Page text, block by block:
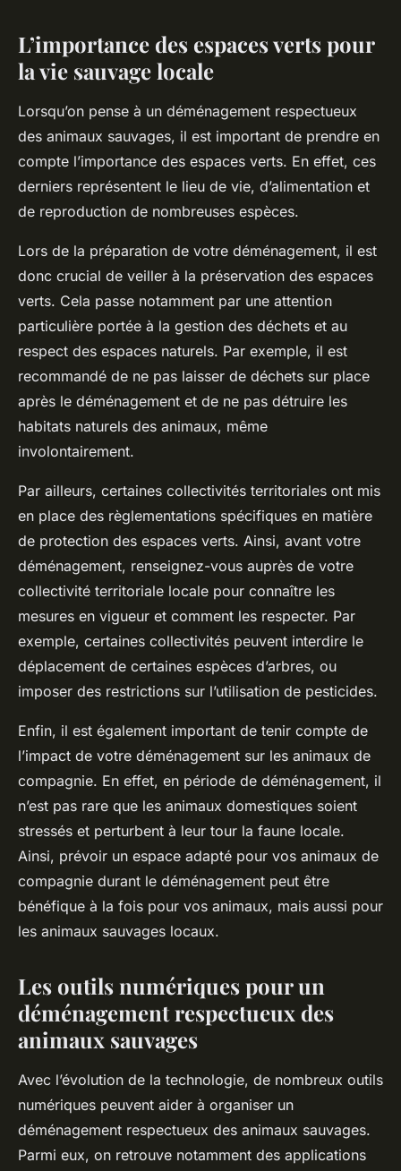
L’importance des espaces verts pour
la vie sauvage locale
Lorsqu’on pense à un déménagement respectueux
des animaux sauvages, il est important de prendre en
compte l’importance des espaces verts. En effet, ces
derniers représentent le lieu de vie, d’alimentation et
de reproduction de nombreuses espèces.
Lors de la préparation de votre déménagement, il est
donc crucial de veiller à la préservation des espaces
verts. Cela passe notamment par une attention
particulière portée à la gestion des déchets et au
respect des espaces naturels. Par exemple, il est
recommandé de ne pas laisser de déchets sur place
après le déménagement et de ne pas détruire les
habitats naturels des animaux, même
involontairement.
Par ailleurs, certaines collectivités territoriales ont mis
en place des règlementations spécifiques en matière
de protection des espaces verts. Ainsi, avant votre
déménagement, renseignez-vous auprès de votre
collectivité territoriale locale pour connaître les
mesures en vigueur et comment les respecter. Par
exemple, certaines collectivités peuvent interdire le
déplacement de certaines espèces d’arbres, ou
imposer des restrictions sur l’utilisation de pesticides.
Enfin, il est également important de tenir compte de
l’impact de votre déménagement sur les animaux de
compagnie. En effet, en période de déménagement, il
n’est pas rare que les animaux domestiques soient
stressés et perturbent à leur tour la faune locale.
Ainsi, prévoir un espace adapté pour vos animaux de
compagnie durant le déménagement peut être
bénéfique à la fois pour vos animaux, mais aussi pour
les animaux sauvages locaux.
Les outils numériques pour un
déménagement respectueux des
animaux sauvages
Avec l’évolution de la technologie, de nombreux outils
numériques peuvent aider à organiser un
déménagement respectueux des animaux sauvages.
Parmi eux, on retrouve notamment des applications